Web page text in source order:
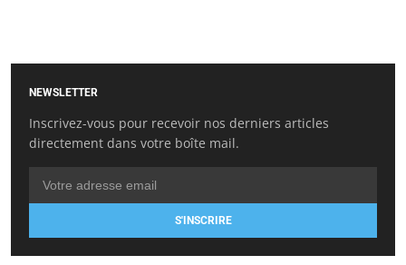
NEWSLETTER
Inscrivez-vous pour recevoir nos derniers articles
directement dans votre boîte mail.
S'INSCRIRE